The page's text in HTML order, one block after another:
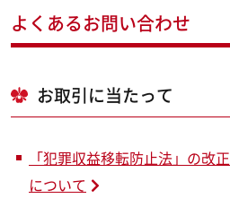
よくあるお問い合わせ
お取引に当たって
「犯罪収益移転防止法」の改
について